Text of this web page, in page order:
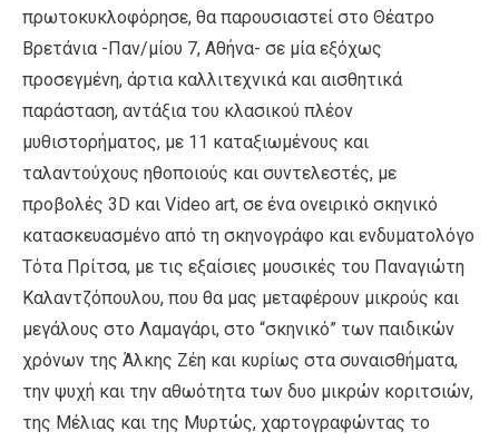
πρωτοκυκλοφόρησε, θα παρουσιαστεί στο Θέατρο
Βρετάνια -Παν/μίου 7, Αθήνα- σε μία εξόχως
προσεγμένη, άρτια καλλιτεχνικά και αισθητικά
παράσταση, αντάξια του κλασικού πλέον
μυθιστορήματος, με 11 καταξιωμένους και
ταλαντούχους ηθοποιούς και συντελεστές, με
προβολές 3D και Video art, σε ένα ονειρικό σκηνικό
κατασκευασμένο από τη σκηνογράφο και ενδυματολόγο
Τότα Πρίτσα, με τις εξαίσιες μουσικές του Παναγιώτη
Καλαντζόπουλου, που θα μας μεταφέρουν μικρούς και
μεγάλους στο Λαμαγάρι, στο “σκηνικό” των παιδικών
χρόνων της Άλκης Ζέη και κυρίως στα συναισθήματα,
την ψυχή και την αθωότητα των δυο μικρών κοριτσιών,
της Μέλιας και της Μυρτώς, χαρτογραφώντας το